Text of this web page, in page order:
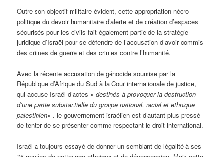
Outre son objectif militaire évident, cette appropriation nécro-
politique du devoir humanitaire d’alerte et de création d’espaces
sécurisés pour les civils fait également partie de la stratégie
juridique d’Israël pour se défendre de l’accusation d’avoir commis
des crimes de guerre et des crimes contre l’humanité.
Avec la récente accusation de génocide soumise par la
République d’Afrique du Sud à la Cour internationale de justice,
qui accuse Israël d’actes «destinés à provoquer la destruction
d’une partie substantielle du groupe national, racial et ethnique
palestinien« , le gouvernement israélien est d’autant plus pressé
de tenter de se présenter comme respectant le droit international.
Israël a toujours essayé de donner un semblant de légalité à ses